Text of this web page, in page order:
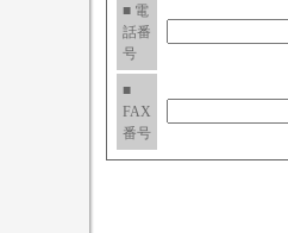
■ 電
話番
号
■
FAX
番号